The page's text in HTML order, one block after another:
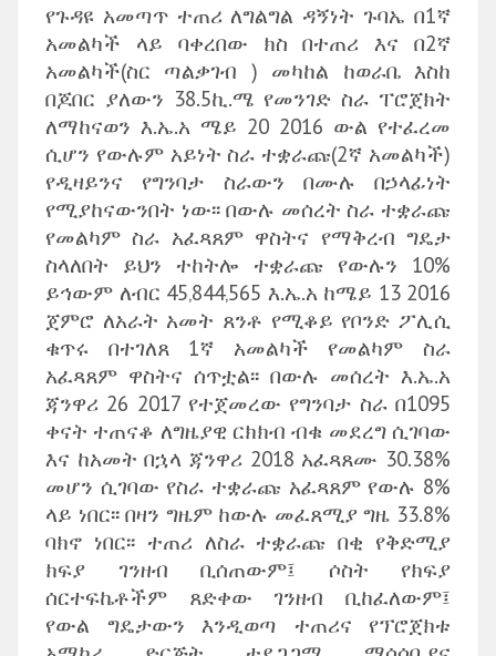
የጉዳዩ አመጣጥ ተጠሪ ለግልግል ዳኝነት ጉባኤ በ1ኛ
አመልካች ላይ ባቀረበው ክስ በተጠሪ እና በ2ኛ
አመልካች(ስር ጣልቃገብ ) መካከል ከወራቤ እስከ
በጆበር ያለውን 38.5ኪ.ሜ የመንገድ ስራ ፐሮጀክት
ለማከናወን እ.ኤ.አ ሜይ 20 2016 ውል የተፈረመ
ሲሆን የውሉም አይነት ስራ ተቋራጩ(2ኛ አመልካች)
የዲዛይንና የግንባታ ስራውን በሙሉ በኃላፊነት
የሚያከናውንበት ነው፡፡ በውሉ መሰረት ስራ ተቋራጩ
የመልካም ስራ አፈጻጸም ዋስትና የማቅረብ ግዴታ
ስላለበት ይህን ተከትሎ ተቋራጩ የውሉን 10%
ይኅውም ለብር 45‚844‚565 እ.ኤ.አ ከሜይ 13 2016
ጀምሮ ለአራት አመት ጸንቶ የሚቆይ የቦንድ ፖሊሲ
ቁጥሩ በተገለጸ 1ኛ አመልካች የመልካም ስራ
አፈጻጸም ዋስትና ሰጥቷል፡፡ በውሉ መሰረት እ.ኤ.አ
ጃንዋሪ 26 2017 የተጀመረው የግንባታ ስራ በ1095
ቀናት ተጠናቆ ለግዜያዊ ርክክብ ብቁ መደረግ ሲገባው
እና ከአመት በኋላ ጃንዋሪ 2018 አፈጻጸሙ 30.38%
መሆን ሲገባው የስራ ተቋራጩ አፈጻጸም የውሉ 8%
ላይ ነበር፡፡ በዛን ግዜም ከውሉ መፈጸሚያ ግዜ 33.8%
ባክኖ ነበር፡፡ ተጠሪ ለስራ ተቋራጩ በቂ የቅድሚያ
ክፍያ ገንዘብ ቢሰጠውም፤ ሶስት የክፍያ
ሰርተፍኬቶችም ጸድቀው ገንዘብ ቢከፈለውም፤
የውል ግዴታውን እንዲወጣ ተጠሪና የፕሮጀክቱ